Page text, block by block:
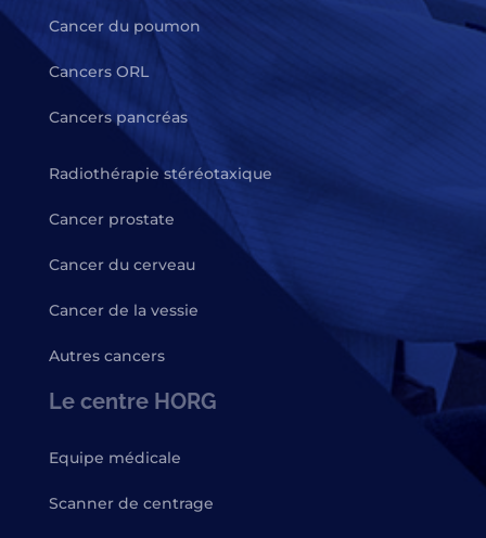
Cancer du poumon
Cancers ORL
Cancers pancréas
Radiothérapie stéréotaxique
Cancer prostate
Cancer du cerveau
Cancer de la vessie
Autres cancers
Le centre HORG
Equipe médicale
Scanner de centrage